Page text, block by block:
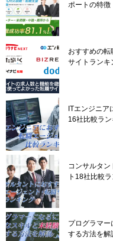
ポートの特徴
おすすめの
サイトランキ
ITエンジニア
16社比較ラ
コンサルタン
ト18社比較
プログラマ
する方法を解